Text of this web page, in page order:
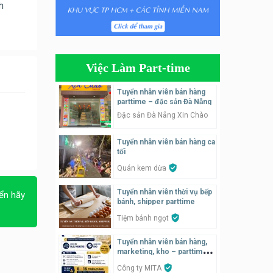
hãy
Tuyển nhân viên bán hàng
parttime
parttime
Húp Tea
tiệm trà sữa
TRÀ SỮA THÁI LAN
SONGKRAN
Tuyển nhân viên tư vấn bán
hàng tiệm bánh ngọt
Tiệm bánh ngọt
Tuyển nhân viên pha chế,
phục vụ bàn
SNACK BAR NHẬT
Việc Làm Part-time
Tuyển nhân viên bán hàng
parttime – đặc sản Đà Nẵng
Đặc sản Đà Nẵng Xin Chào
Tuyển nhân viên bán hàng ca
tối
Quán kem dừa
Tuyển nhân viên thời vụ bếp
bánh, shipper parttime
Tiệm bánh ngọt
Tuyển nhân viên bán hàng,
marketing, kho – parttime,
Công ty MITA